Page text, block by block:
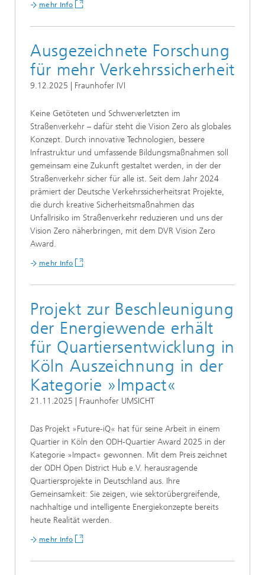
mehr Info
Ausgezeichnete Forschung
für mehr Verkehrssicherheit
9.12.2025 | Fraunhofer IVI
Keine Getöteten und Schwerverletzten im
Straßenverkehr – dafür steht die Vision Zero als globales
Konzept. Durch innovative Technologien, bessere
Infrastruktur und umfassende Bildungsmaßnahmen soll
gemeinsam eine Zukunft gestaltet werden, in der der
Straßenverkehr sicher für alle ist. Seit dem Jahr 2024
prämiert der Deutsche Verkehrssicherheitsrat Projekte,
die durch kreative Sicherheitsmaßnahmen das
Unfallrisiko im Straßenverkehr reduzieren und uns der
Vision Zero näherbringen, mit dem DVR Vision Zero
Award.
mehr Info
Projekt zur Beschleunigung
der Energiewende erhält
für Quartiersentwicklung in
Köln Auszeichnung in der
Kategorie »Impact«
21.11.2025 | Fraunhofer UMSICHT
Das Projekt »Future-iQ« hat für seine Arbeit in einem
Quartier in Köln den ODH-Quartier Award 2025 in der
Kategorie »Impact« gewonnen. Mit dem Preis zeichnet
der ODH Open District Hub e.V. herausragende
Quartiersprojekte in Deutschland aus. Ihre
Gemeinsamkeit: Sie zeigen, wie sektorübergreifende,
nachhaltige und intelligente Energiekonzepte bereits
heute Realität werden.
mehr Info